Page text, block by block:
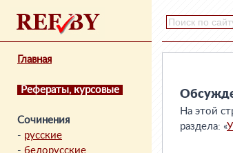
Главная
Рефераты, курсовые
Сочинения
- русские
- белорусские
На этой
раздела: «